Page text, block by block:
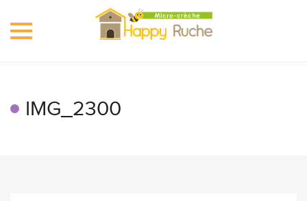
Toggle
IMG_2300